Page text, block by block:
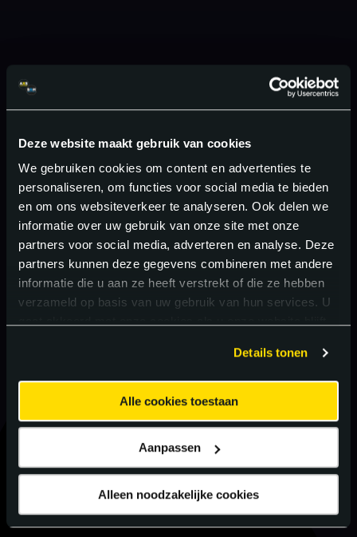
Deze website maakt gebruik van cookies
We gebruiken cookies om content en advertenties te
personaliseren, om functies voor social media te bieden
en om ons websiteverkeer te analyseren. Ook delen we
informatie over uw gebruik van onze site met onze
partners voor social media, adverteren en analyse. Deze
partners kunnen deze gegevens combineren met andere
informatie die u aan ze heeft verstrekt of die ze hebben
verzameld op basis van uw gebruik van hun services. U
Details tonen
Alle cookies toestaan
Aanpassen
Alleen noodzakelijke cookies